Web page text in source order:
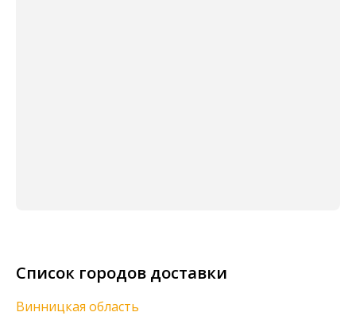
Список городов доставки
Винницкая область